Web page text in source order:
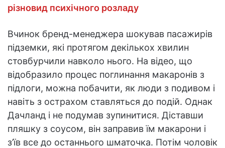
різновид психічного розладу
Вчинок бренд-менеджера шокував пасажирів
підземки, які протягом декількох хвилин
стовбурчили навколо нього. На відео, що
відобразило процес поглинання макаронів з
підлоги, можна побачити, як люди з подивом і
навіть з острахом ставляться до подій. Однак
Дачланд і не подумав зупинитися. Діставши
пляшку з соусом, він заправив їм макарони і
з’їв все до останнього шматочка. Потім чоловік